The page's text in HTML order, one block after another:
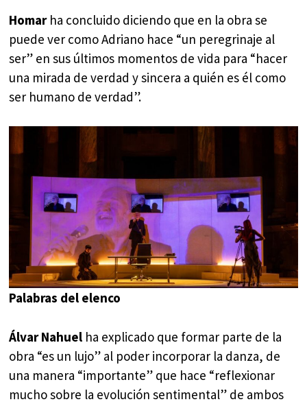
Homar ha concluido diciendo que en la obra se
puede ver como Adriano hace “un peregrinaje al
ser” en sus últimos momentos de vida para “hacer
una mirada de verdad y sincera a quién es él como
ser humano de verdad”.
Palabras del elenco
Álvar Nahuel ha explicado que formar parte de la
obra “es un lujo” al poder incorporar la danza, de
una manera “importante” que hace “reflexionar
mucho sobre la evolución sentimental” de ambos